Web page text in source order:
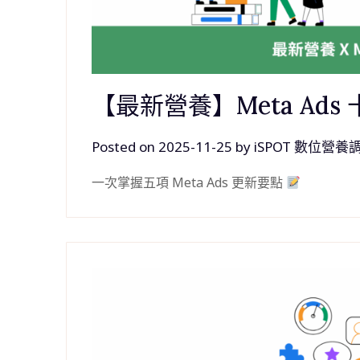
【最新營養】Meta Ads
Posted on 2025-11-25 by iSPOT 數位營養
一次掌握五項 Meta Ads 更新要點